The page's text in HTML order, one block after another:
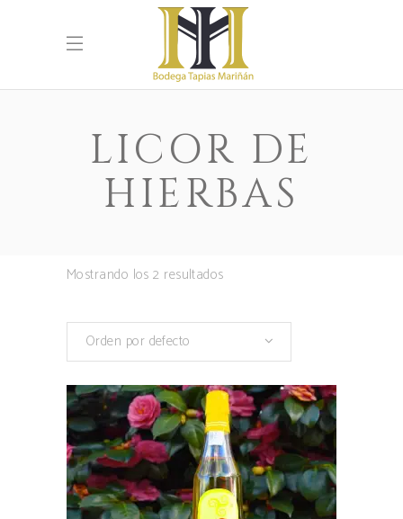
LICOR DE
HIERBAS
Mostrando los 2 resultados
Orden por defecto
Miropote
Herbas